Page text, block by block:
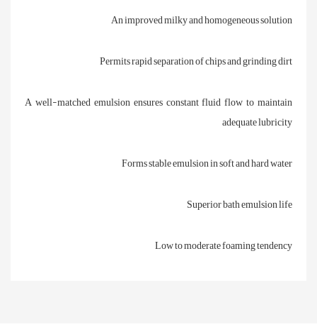
An improved milky and homogeneous solution
Permits rapid separation of chips and grinding dirt
A well-matched emulsion ensures constant fluid flow to maintain
adequate lubricity
Forms stable emulsion in soft and hard water
Superior bath emulsion life
Low to moderate foaming tendency